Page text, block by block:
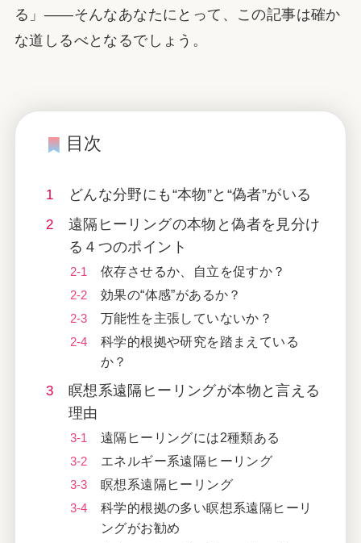
る」——そんなあなたにとって、この記事は確か
な道しるべとなるでしょう。
目次
どんな分野にも“本物”と“偽者”がいる
遠隔ヒーリングの本物と偽者を見分け
る４つのポイント
依存させるか、自立を促すか？
効果の“体感”があるか？
万能性を主張していないか？
科学的根拠や研究を踏まえている
か？
瞑想系遠隔ヒーリングが本物と言える
理由
遠隔ヒーリングには2種類ある
エネルギー系遠隔ヒーリング
瞑想系遠隔ヒーリング
科学的根拠の多い瞑想系遠隔ヒーリ
ングがお勧め